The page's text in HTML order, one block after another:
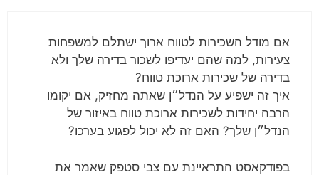
אם מודל השכירות לטווח ארוך ישתלם למשפחות
צעירות, למה שהם יעדיפו לשכור בדירה שלך ולא
בדירה של שכירות ארוכת טווח?
איך זה ישפיע על הנדל״ן שאתה מחזיק, אם יקומו
הרבה יחידות לשכירות ארוכת טווח באיזור של
הנדל״ן שלך? האם זה לא יכול לפגוע בערכו?
בפודקאסט התראיינת עם צבי סטפק שאמר את